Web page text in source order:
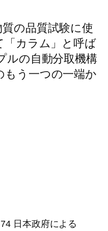
の品質試験に使
「カラム」と呼ば
ルの自動分取機構
もう一つの一端か
日本政府による